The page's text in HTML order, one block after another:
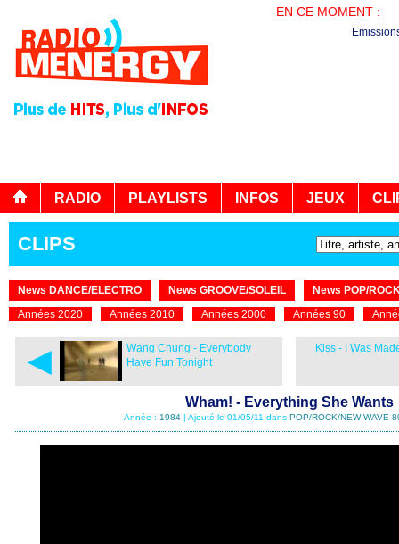
EN CE MOMENT :
RADIO PLAYLISTS INFOS JEUX
CLIPS
News DANCE/ELECTRO News GROOVE/SOLEIL
News POP/
Années 2020
Années 2010 Années 2000 Années 90
◄
Wang Chung - Everybody
Have Fun Tonight
Kiss - I Was
Wham! - Everything She Wants
Année : 1984 | Ajouté le 01/05/11 dans POP/ROCK/NEW WAVE